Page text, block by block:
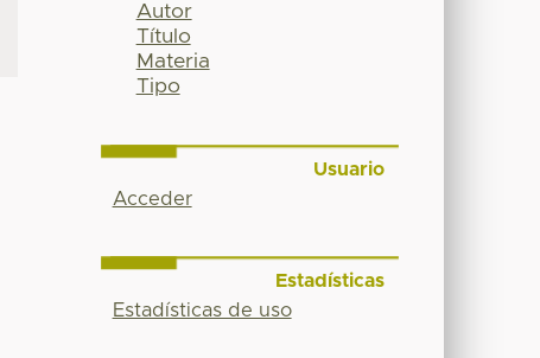
Autor
Título
Materia
Tipo
Usuario
Acceder
Estadísticas
Estadísticas de uso